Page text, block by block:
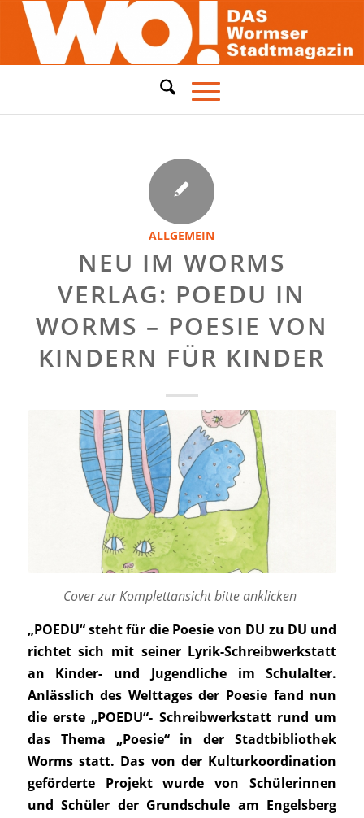
ALLGEMEIN
NEU IM WORMS
VERLAG: POEDU IN
WORMS – POESIE VON
KINDERN FÜR KINDER
Cover zur Komplettansicht bitte anklicken
„POEDU“ steht für die Poesie von DU zu DU und
richtet sich mit seiner Lyrik-Schreibwerkstatt
an Kinder- und Jugendliche im Schulalter.
Anlässlich des Welttages der Poesie fand nun
die erste „POEDU“- Schreibwerkstatt rund um
das Thema „Poesie“ in der Stadtbibliothek
Worms statt. Das von der Kulturkoordination
geförderte Projekt wurde von Schülerinnen
und Schüler der Grundschule am Engelsberg